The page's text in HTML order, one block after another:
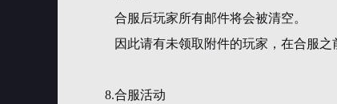
合服后玩家所有邮件将会被清空。
因此请有未领取附件的玩家，在合服之
8.合服活动